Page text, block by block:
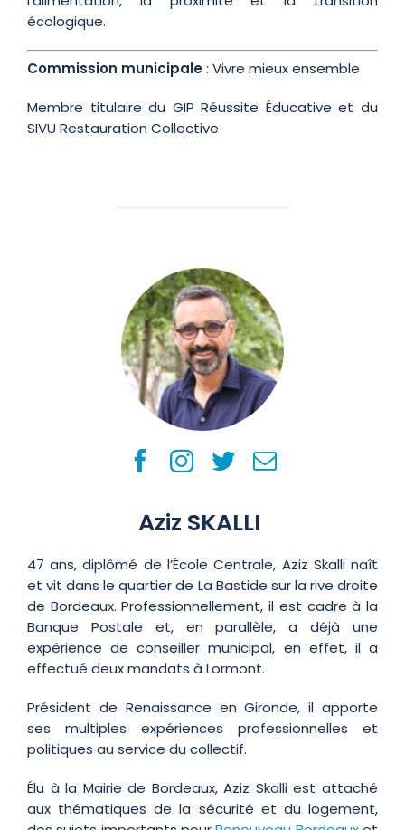
écologique.
Commission municipale: Vivre mieux ensemble
Membre titulaire du GIP Réussite Éducative et du
SIVU Restauration Collective
Aziz SKALLI
47 ans, diplômé de l’École Centrale, Aziz Skalli naît
et vit dans le quartier de La Bastide sur la rive droite
de Bordeaux. Professionnellement, il est cadre à la
Banque Postale et, en parallèle, a déjà une
expérience de conseiller municipal, en effet, il a
effectué deux mandats à Lormont.
Président de Renaissance en Gironde, il apporte
ses multiples expériences professionnelles et
politiques au service du collectif.
Élu à la Mairie de Bordeaux, Aziz Skalli est attaché
aux thématiques de la sécurité et du logement,